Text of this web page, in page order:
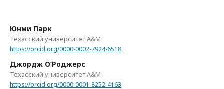
Юнми Парк
Техасский университет A&M
https://orcid.org/0000-0002-7924-6518
Джордж О’Роджерс
Техасский университет A&M
https://orcid.org/0000-0001-8252-4163